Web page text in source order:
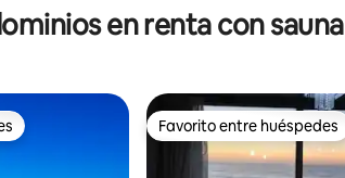
en renta con sauna
Favorito entre huéspedes
Favorito entre huéspedes